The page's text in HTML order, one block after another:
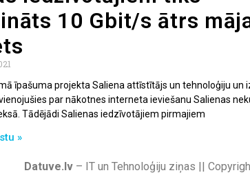
10 Gbit/s ātrs
īpašuma projekta Saliena attīstītājs un tehnoloģiju un
par nākotnes interneta ieviešanu Salienas
Tādējādi Salienas iedzīvotājiem pirmajiem
»
Datuve.lv – IT un Tehnoloģiju ziņas ||